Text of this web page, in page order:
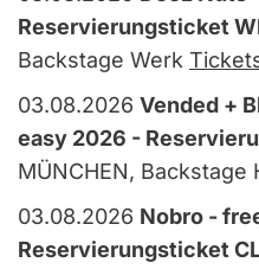
Reservierungsticket
Backstage Werk
03.08.2026 Vended +
easy 2026 -
MÜNCHEN, Backstage
03.08.2026 Nobro -
Reservierungsticket